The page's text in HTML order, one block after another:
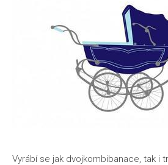
Vyrábí se jak dvojkombibanace, tak i